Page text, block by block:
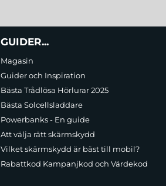
GUIDER...
Magasin
Guider och Inspiration
Bästa Trådlösa Hörlurar 2025
Bästa Solcellsladdare
Powerbanks - En guide
Att välja rätt skärmskydd
Vilket skärmskydd är bäst till mobil?
Rabattkod Kampanjkod och Värdekod